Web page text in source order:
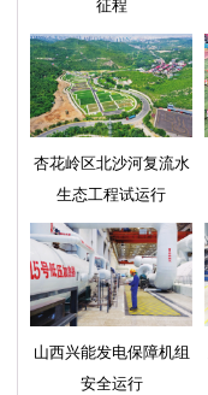
征程
杏花岭区北沙河复流水
生态工程试运行
山西兴能发电保障机组
安全运行